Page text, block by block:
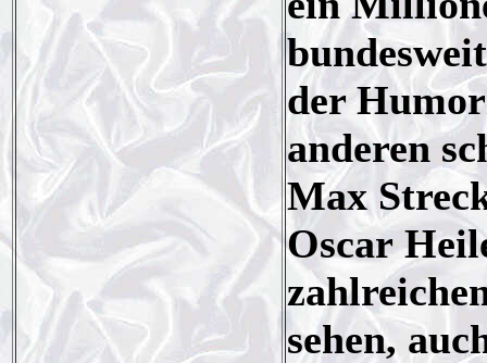
der
anderen
Max
Oscar
sehen,